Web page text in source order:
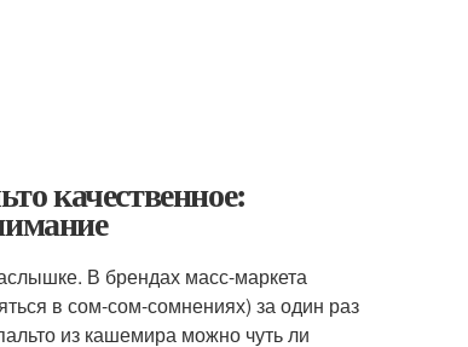
качественное:
В брендах масс-маркета
в сом-сом-сомнениях) за один раз
из кашемира можно чуть ли